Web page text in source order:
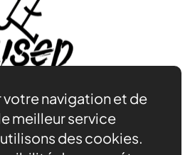
navigation et de
meilleur service
des cookies.